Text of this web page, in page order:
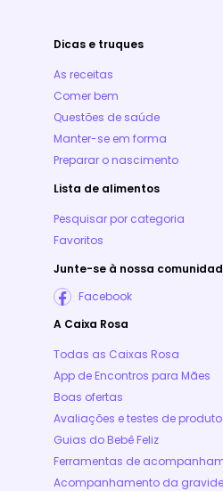
Dicas e truques
As receitas
Comer bem
Questões de saúde
Manter-se em forma
Preparar o nascimento
Lista de alimentos
Pesquisar por categoria
Favoritos
Junte-se à nossa
Facebook
A Caixa Rosa
Todas as Caixas Rosa
App de Encontros para Mães
Boas ofertas
Avaliações e testes de
Guias do Bebê Feliz
Ferramentas de
Acompanhamento da